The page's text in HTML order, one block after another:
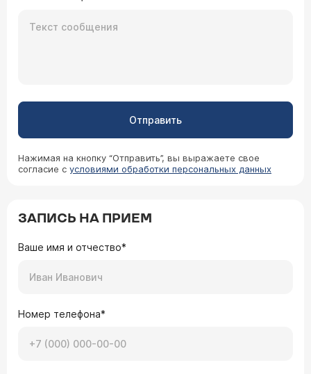
Отправить
Нажимая на кнопку “Отправить”, вы выражаете свое
согласие с условиями обработки персональных данных
ЗАПИСЬ НА ПРИЕМ
Ваше имя и отчество*
Номер телефона*